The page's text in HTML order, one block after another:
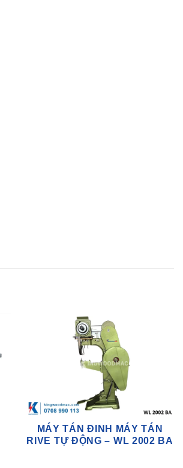
MÁY TÁN ĐINH MÁY TÁN
RIVE TỰ ĐỘNG – WL 2002 BA